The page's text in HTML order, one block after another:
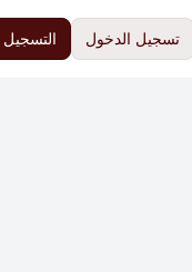
تسجيل الدخول التسجيل